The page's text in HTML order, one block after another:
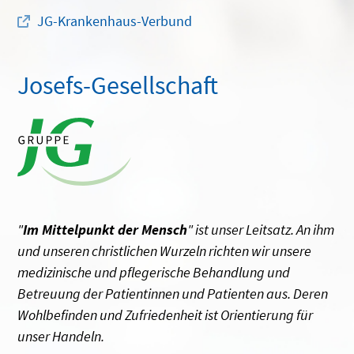
JG-Krankenhaus-Verbund
Josefs-Gesellschaft
"Im Mittelpunkt der Mensch" ist unser Leitsatz. An ihm
und unseren christlichen Wurzeln richten wir unsere
medizinische und pflegerische Behandlung und
Betreuung der Patientinnen und Patienten aus. Deren
Wohlbefinden und Zufriedenheit ist Orientierung für
unser Handeln.